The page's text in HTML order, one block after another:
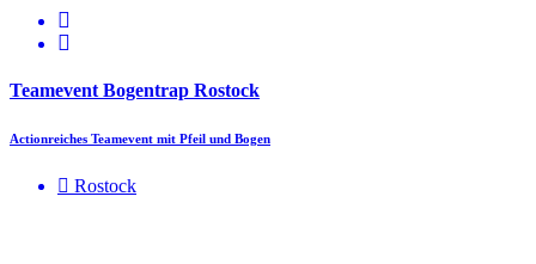
Teamevent Bogentrap Rostock
Actionreiches Teamevent mit Pfeil und Bogen
Rostock